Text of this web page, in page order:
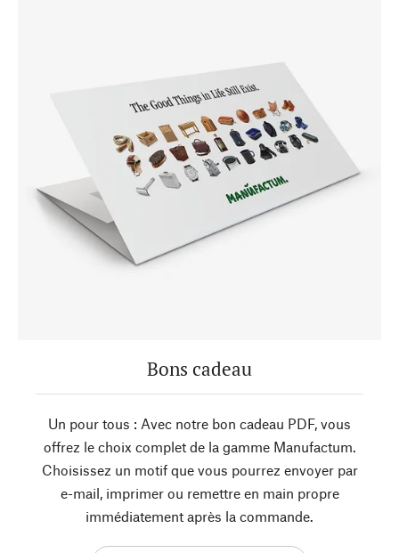
Bons cadeau
Un pour tous : Avec notre bon cadeau PDF, vous
offrez le choix complet de la gamme Manufactum.
Choisissez un motif que vous pourrez envoyer par
e-mail, imprimer ou remettre en main propre
immédiatement après la commande.